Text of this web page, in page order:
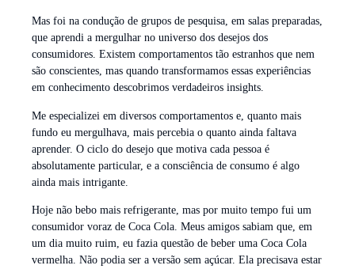
Mas foi na condução de grupos de pesquisa, em salas preparadas,
que aprendi a mergulhar no universo dos desejos dos
consumidores. Existem comportamentos tão estranhos que nem
são conscientes, mas quando transformamos essas experiências
em conhecimento descobrimos verdadeiros insights.
Me especializei em diversos comportamentos e, quanto mais
fundo eu mergulhava, mais percebia o quanto ainda faltava
aprender. O ciclo do desejo que motiva cada pessoa é
absolutamente particular, e a consciência de consumo é algo
ainda mais intrigante.
Hoje não bebo mais refrigerante, mas por muito tempo fui um
consumidor voraz de Coca Cola. Meus amigos sabiam que, em
um dia muito ruim, eu fazia questão de beber uma Coca Cola
vermelha. Não podia ser a versão sem açúcar. Ela precisava estar